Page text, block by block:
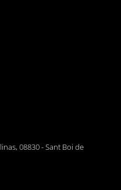
08830 - Sant Boi de